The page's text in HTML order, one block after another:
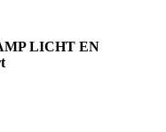
LICHT EN